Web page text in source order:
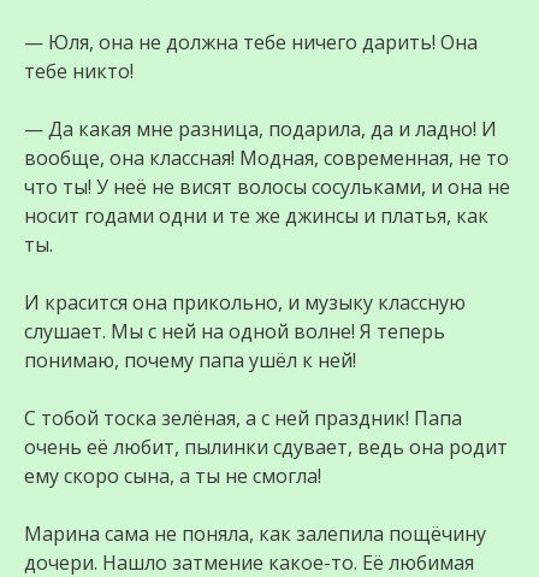
— Юля, она не должна тебе ничего дарить! Она
тебе никто!
— Да какая мне разница, подарила, да и ладно! И
вообще, она классная! Модная, современная, не то
что ты! У неё не висят волосы сосульками, и она не
носит годами одни и те же джинсы и платья, как
ты.
И красится она прикольно, и музыку классную
слушает. Мы с ней на одной волне! Я теперь
понимаю, почему папа ушёл к ней!
С тобой тоска зелёная, а с ней праздник! Папа
очень её любит, пылинки сдувает, ведь она родит
ему скоро сына, а ты не смогла!
Марина сама не поняла, как залепила пощёчину
дочери. Нашло затмение какое-то. Её любимая